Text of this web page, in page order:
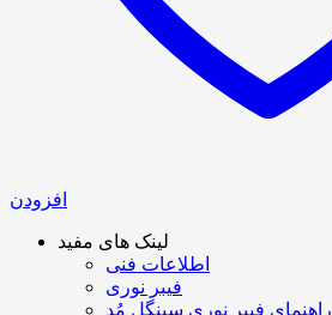
افزودن
لینک های مفید
اطلاعات فنی
فیبر نوری
راهنمای فیبر نوری سینگل مُد